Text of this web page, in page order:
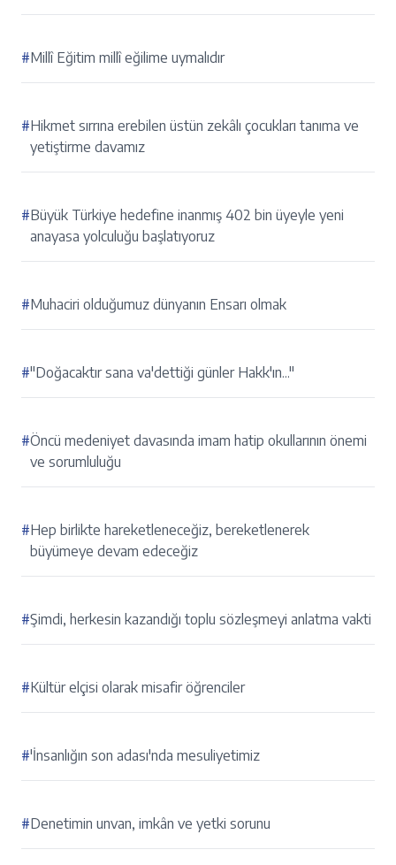
#Millî Eğitim millî eğilime uymalıdır
#Hikmet sırrına erebilen üstün zekâlı çocukları tanıma ve
yetiştirme davamız
#Büyük Türkiye hedefine inanmış 402 bin üyeyle yeni
anayasa yolculuğu başlatıyoruz
#Muhaciri olduğumuz dünyanın Ensarı olmak
#"Doğacaktır sana va'dettiği günler Hakk'ın..."
#Öncü medeniyet davasında imam hatip okullarının önemi
ve sorumluluğu
#Hep birlikte hareketleneceğiz, bereketlenerek
büyümeye devam edeceğiz
#Şimdi, herkesin kazandığı toplu sözleşmeyi anlatma vakti
#Kültür elçisi olarak misafir öğrenciler
#'İnsanlığın son adası'nda mesuliyetimiz
#Denetimin unvan, imkân ve yetki sorunu